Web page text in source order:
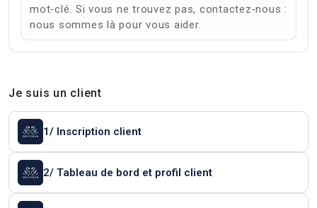
mot‑clé. Si vous ne trouvez pas, contactez‑nous :
nous sommes là pour vous aider.
Je suis un client
1/ Inscription client
2/ Tableau de bord et profil client